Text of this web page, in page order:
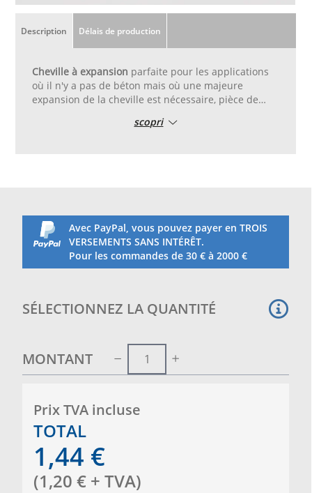
Description Délais de production
Cheville à expansion parfaite pour les applications
où il n'y a pas de béton mais où une majeure
expansion de la cheville est nécessaire, pièce de
scopri
Avec PayPal, vous pouvez payer en TROIS
VERSEMENTS SANS INTÉRÊT.
Pour les commandes de 30 € à 2000 €
SÉLECTIONNEZ LA QUANTITÉ
MONTANT
Prix ​​TVA incluse
TOTAL
1,44 €
(1,20 € + TVA)